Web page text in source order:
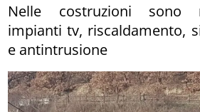
Nelle costruzioni sono
impianti tv, riscaldamento,
e antintrusione